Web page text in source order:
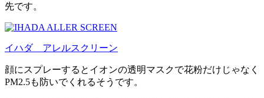
先です。
イハダ アレルスクリーン
顔にスプレーするとイオンの透明マスクで花粉だけじゃなく
PM2.5も防いでくれるそうです。